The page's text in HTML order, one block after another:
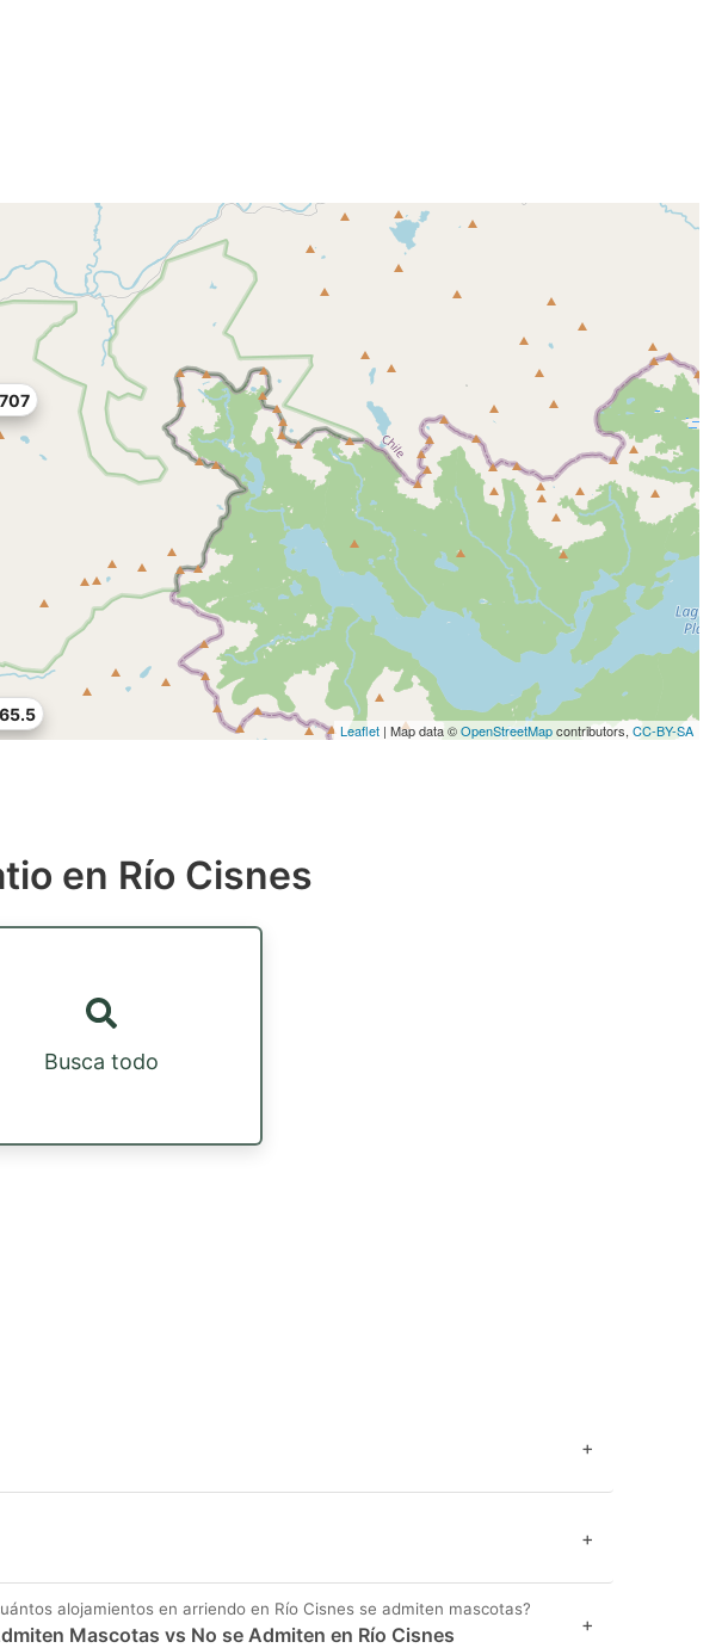
Leaflet | Map data ©OpenStreetMapcontributors, CC-BY-SA
en Río Cisnes
Busca todo
+
+
alojamientos en arriendo en Río Cisnes se admiten mascotas?
Mascotas vs No se Admiten en Río Cisnes +